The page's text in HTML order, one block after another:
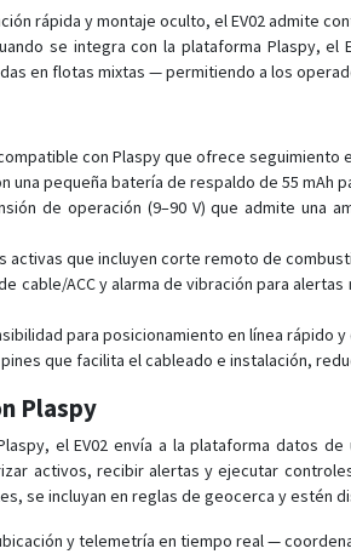
rápida y montaje oculto, el EV02 admite
se integra con la plataforma Plaspy,
en flotas mixtas — permitiendo a los
con Plaspy que ofrece
una pequeña batería de respaldo de 55
de operación (9–90 V) que admite una
activas que incluyen corte remoto de
cable/ACC y alarma de vibración para
para posicionamiento en línea
que facilita el cableado e instalación,
Plaspy
el EV02 envía a la plataforma datos
activos, recibir alertas y ejecutar
se incluyan en reglas de geocerca y estén
y telemetría en tiempo real —